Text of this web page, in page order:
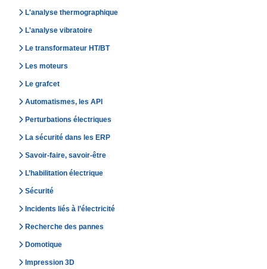
L'analyse thermographique
L'analyse vibratoire
Le transformateur HT/BT
Les moteurs
Le grafcet
Automatismes, les API
Perturbations électriques
La sécurité dans les ERP
Savoir-faire, savoir-être
L’habilitation électrique
Sécurité
Incidents liés à l’électricité
Recherche des pannes
Domotique
Impression 3D